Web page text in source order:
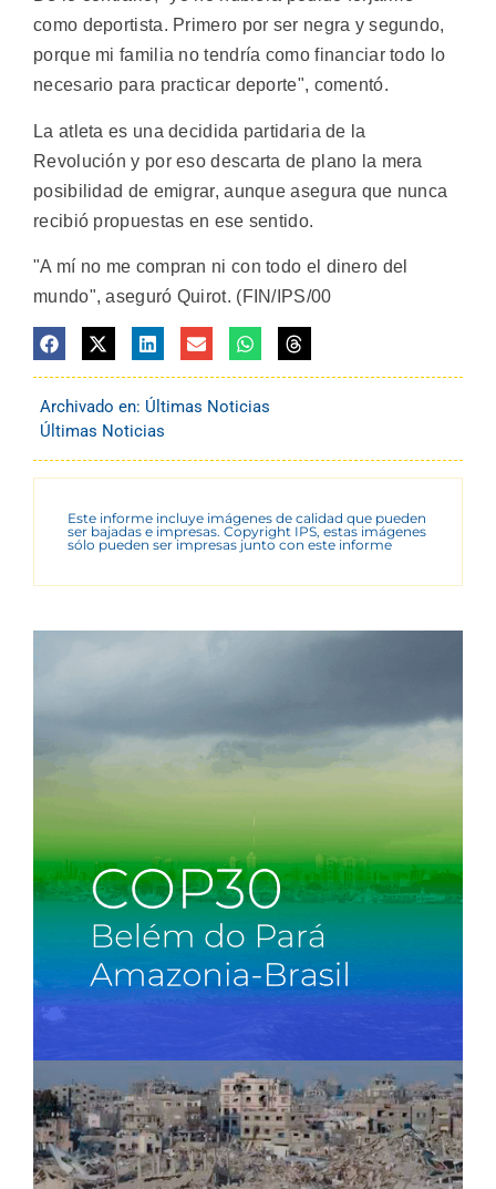
como deportista. Primero por ser negra y segundo,
porque mi familia no tendría como financiar todo lo
necesario para practicar deporte", comentó.
La atleta es una decidida partidaria de la
Revolución y por eso descarta de plano la mera
posibilidad de emigrar, aunque asegura que nunca
recibió propuestas en ese sentido.
"A mí no me compran ni con todo el dinero del
mundo", aseguró Quirot. (FIN/IPS/00
Archivado en: Últimas Noticias
Últimas Noticias
Este informe incluye imágenes de calidad que pueden
ser bajadas e impresas. Copyright IPS, estas imágenes
sólo pueden ser impresas junto con este informe